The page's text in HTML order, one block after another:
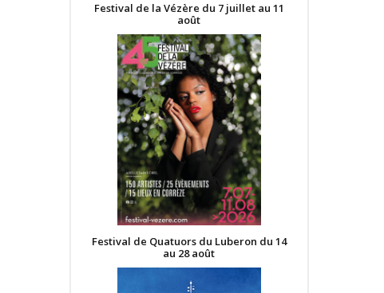
Festival de la Vézère du 7 juillet au 11
août
Festival de Quatuors du Luberon du 14
au 28 août